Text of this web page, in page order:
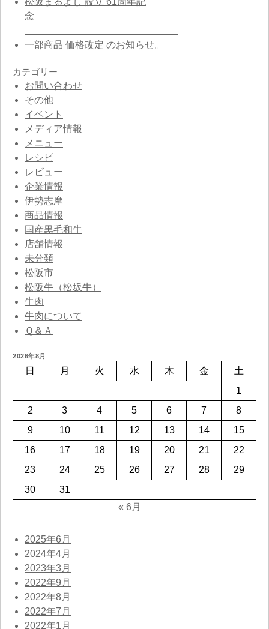
念
一部商品 価格改定 のお知らせ。
カテゴリー
お問い合わせ
その他
イベント
メディア情報
メニュー
レシピ
レビュー
企業情報
伊勢志摩
商品情報
国産黒毛和牛
店舗情報
未分類
松阪市
松阪牛（松坂牛）
牛肉
牛肉について
Ｑ＆Ａ
2026年8月
日 月 火 水 木 金
土
1
2
3 4 5 6 7
8
9
10 11 12 13 14
15
16
17 18 19 20 21
22
23
24 25 26 27 28
29
30
31
« 6月
2025年6月
2024年4月
2023年3月
2022年9月
2022年8月
2022年7月
2022年1月